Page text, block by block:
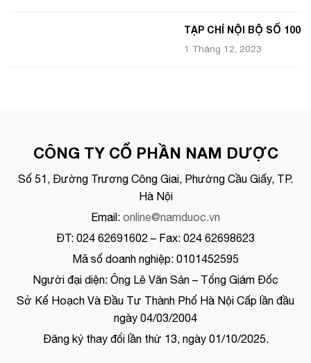
TẠP CHÍ NỘI BỘ SỐ 100
1 Tháng 12, 2023
CÔNG TY CỔ PHẦN NAM DƯỢC
Số 51, Đường Trương Công Giai, Phường Cầu Giấy, TP.
Hà Nội
Email: online@namduoc.vn
ĐT: 024 62691602 – Fax: 024 62698623
Mã số doanh nghiệp: 0101452595
Người đại diện: Ông Lê Văn Sản – Tổng Giám Đốc
Sở Kế Hoạch Và Đầu Tư Thành Phố Hà Nội Cấp lần đầu
ngày 04/03/2004
Đăng ký thay đổi lần thứ 13, ngày 01/10/2025.